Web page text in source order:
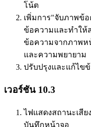
โน้ต
เพิ่มการ"จับภาพข้อ
ข้อความและทำให้
ข้อความจากภาพห
และความพยายาม
ปรับปรุงและแก้ไข
เวอร์ชัน 10.3
ไฟแสดงสถานะเสี
บันทึกหน้าจอ